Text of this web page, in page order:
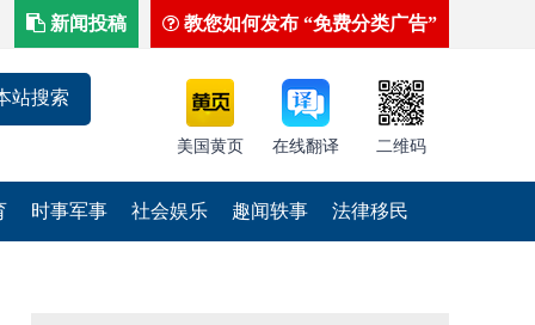
教您如何发布 “免费分类广告”
新闻投稿
美国黄页 在线翻译 二维码
时事军事 社会娱乐 趣闻轶事 法律移民